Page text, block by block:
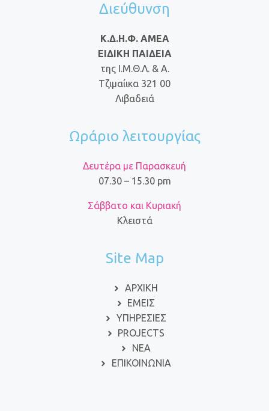
Διεύθυνση
Κ.Δ.Η.Φ. ΑΜΕΑ
ΕΙΔΙΚΗ ΠΑΙΔΕΙΑ
της Ι.Μ.Θ.Λ. & Α.
Τζιμαίικα 321 00
Λιβαδειά
Ωράριο λειτουργίας
Δευτέρα με Παρασκευή
07.30 – 15.30 pm
Σάββατο και Κυριακή
Κλειστά
Site Map
ΑΡΧΙΚΗ
ΕΜΕΙΣ
ΥΠΗΡΕΣΙΕΣ
PROJECTS
ΝΕΑ
ΕΠΙΚΟΙΝΩΝΙΑ